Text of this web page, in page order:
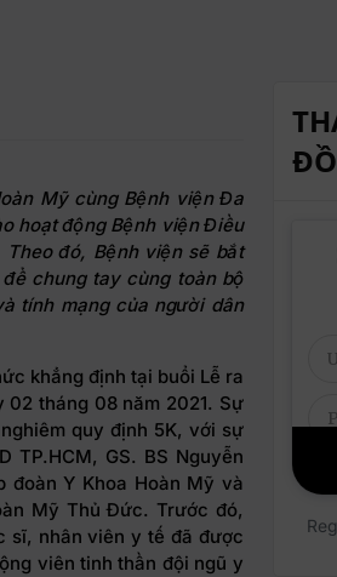
Mỹ cùng Bệnh viện Đa
hoạt động Bệnh viện Điều
đó, Bệnh viện sẽ bắt
chung tay cùng toàn bộ
tính mạng của người dân
khẳng định tại buổi Lễ ra
tháng 08 năm 2021. Sự
quy định 5K, với sự
TP.HCM, GS. BS Nguyễn
đoàn Y Khoa Hoàn Mỹ và
Mỹ Thủ Đức. Trước đó,
sĩ, nhân viên y tế đã được
viên tinh thần đội ngũ y